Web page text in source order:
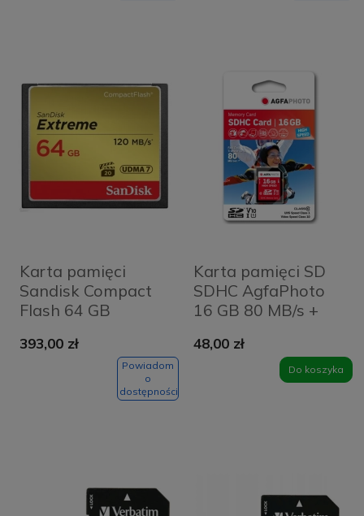
Karta pamięci
Sandisk Compact
Flash 64 GB
UDMA 7
393,00 zł
Powiadom
o
dostępności
Karta pamięci SD
SDHC AgfaPhoto
16 GB 80 MB/s +
- Red
48,00 zł
Do koszyka